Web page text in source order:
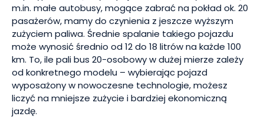
m.in. małe autobusy, mogące zabrać na pokład ok. 20
pasażerów, mamy do czynienia z jeszcze wyższym
zużyciem paliwa. Średnie spalanie takiego pojazdu
może wynosić średnio od 12 do 18 litrów na każde 100
km. To, ile pali bus 20-osobowy w dużej mierze zależy
od konkretnego modelu – wybierając pojazd
wyposażony w nowoczesne technologie, możesz
liczyć na mniejsze zużycie i bardziej ekonomiczną
jazdę.